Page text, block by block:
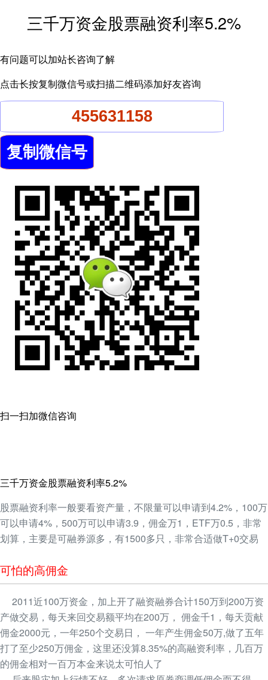
三千万资金股票融资利率5.2%
有问题可以加站长咨询了解
点击长按复制微信号或扫描二维码添加好友咨询
扫一扫加微信咨询
三千万资金股票融资利率5.2%
股票融资利率一般要看资产量，不限量可以申请到4.2%，100万
可以申请4%，500万可以申请3.9，佣金万1，ETF万0.5，非常
划算，主要是可融券源多，有1500多只，非常合适做T+0交易
可怕的高佣金
2011近100万资金，加上开了融资融券合计150万到200万资
产做交易，每天来回交易额平均在200万， 佣金千1，每天贡献
佣金2000元，一年250个交易日， 一年产生佣金50万,做了五年
打了至少250万佣金，这里还没算8.35%的高融资利率，几百万
的佣金相对一百万本金来说太可怕人了